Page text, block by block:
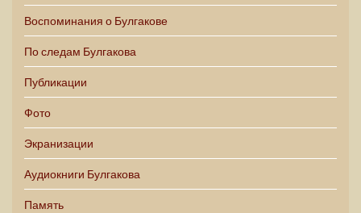
Воспоминания о Булгакове
По следам Булгакова
Публикации
Фото
Экранизации
Аудиокниги Булгакова
Память